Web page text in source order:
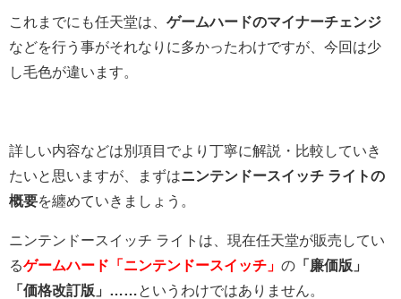
これまでにも任天堂は、 ゲームハードのマイナーチェンジ
などを行う事がそれなりに多かったわけですが、今回は少
し毛色が違います。
詳しい内容などは別項目でより丁寧に解説・比較していき
たいと思いますが、まずはニンテンドースイッチ ライトの
概要を纏めていきましょう。
ニンテンドースイッチ ライトは、現在任天堂が販売してい
るゲームハード「ニンテンドースイッチ」 の 「廉価版」
「価格改訂版」……というわけではありません。